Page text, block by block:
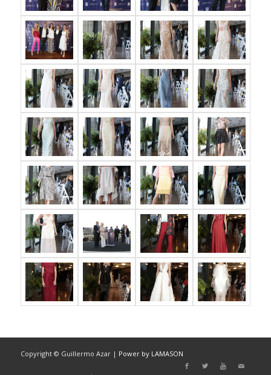
Copyright © Guillermo Azar | Power by LAMASON